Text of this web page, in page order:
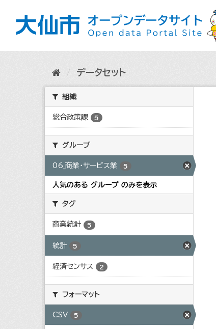
データセット
組織
総合政策課 5
グループ
06_商業・サービス業 5
人気のある グループ のみを表示
タグ
商業統計 5
統計 5
経済センサス 2
フォーマット
CSV 5